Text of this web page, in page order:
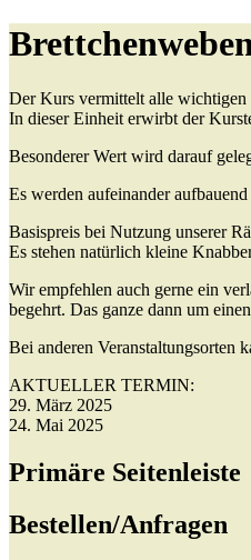
Der Kurs vermittelt alle wichtigen
In dieser Einheit erwirbt der
Besonderer Wert wird darauf
Es werden aufeinander
Basispreis bei Nutzung unserer
Es stehen natürlich kleine
Wir empfehlen auch gerne ein
begehrt. Das ganze dann um
Bei anderen Veranstaltungsorten
AKTUELLER TERMIN:
29. März 2025
24. Mai 2025
Primäre Seitenleiste
Bestellen/Anfragen